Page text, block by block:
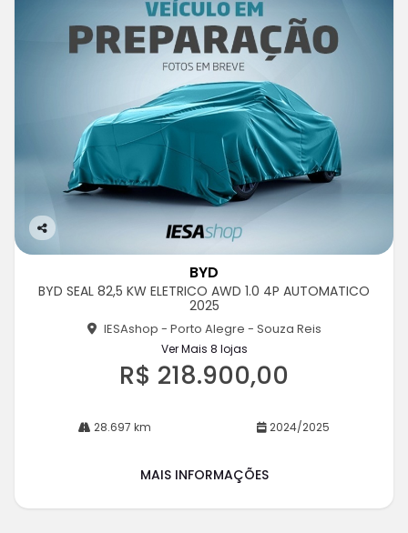
Co
rtil
BYD
BYD SEAL 82,5 KW ELETRICO AWD 1.0 4P AUTOMATICO
2025
IESAshop - Porto Alegre - Souza Reis
Ver Mais 8 lojas
R$ 218.900,00
28.697 km 2024/2025
MAIS INFORMAÇÕES